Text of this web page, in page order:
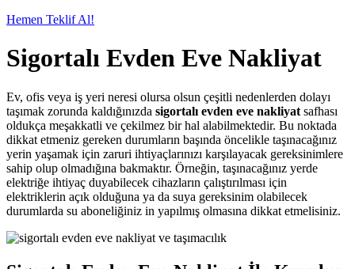
Hemen Teklif Al!
Sigortalı Evden Eve Nakliyat
Ev, ofis veya iş yeri neresi olursa olsun çeşitli nedenlerden dolayı
taşımak zorunda kaldığınızda sigortalı evden eve nakliyat safhası
oldukça meşakkatli ve çekilmez bir hal alabilmektedir. Bu noktada
dikkat etmeniz gereken durumların başında öncelikle taşınacağınız
yerin yaşamak için zaruri ihtiyaçlarınızı karşılayacak gereksinimlere
sahip olup olmadığına bakmaktır. Örneğin, taşınacağınız yerde
elektriğe ihtiyaç duyabilecek cihazların çalıştırılması için
elektriklerin açık olduğuna ya da suya gereksinim olabilecek
durumlarda su aboneliğiniz in yapılmış olmasına dikkat etmelisiniz.